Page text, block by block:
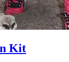
Kit